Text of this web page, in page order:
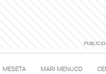
MESETA MARI MENUCO